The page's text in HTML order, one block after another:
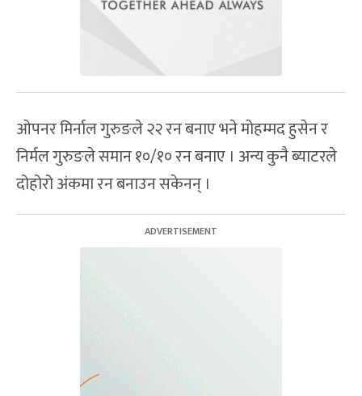
ओपनर मिर्नाल गुरुङले २२ रन बनाए भने मोहम्मद हुसेन र
निर्मल गुरुङले समान १०/१० रन बनाए । अन्य कुनै ब्याटरले
दोहोरो अंकमा रन बनाउन सकेनन् ।